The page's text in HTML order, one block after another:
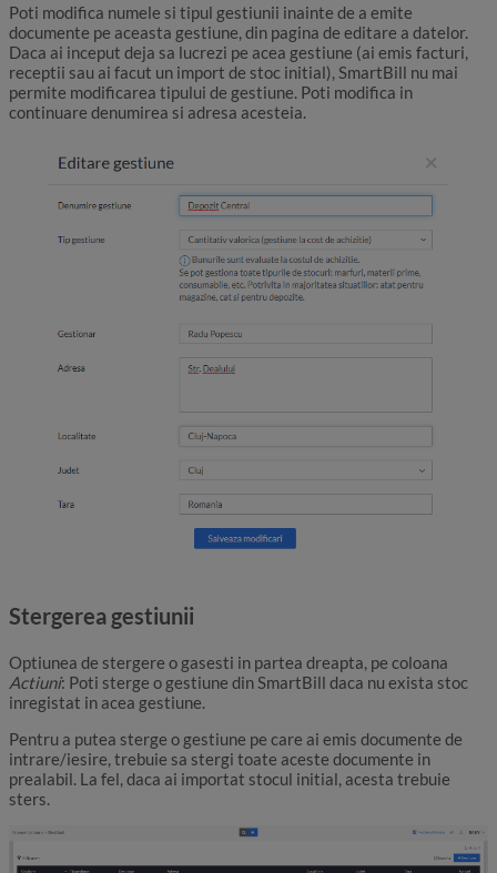
Poti modifica numele si tipul gestiunii inainte de a emite
documente pe aceasta gestiune, din pagina de editare a datelor.
Daca ai inceput deja sa lucrezi pe acea gestiune (ai emis facturi,
receptii sau ai facut un import de stoc initial), SmartBill nu mai
permite modificarea tipului de gestiune. Poti modifica in
continuare denumirea si adresa acesteia.
Stergerea gestiunii
Optiunea de stergere o gasesti in partea dreapta, pe coloana
Actiuni: Poti sterge o gestiune din SmartBill daca nu exista stoc
inregistat in acea gestiune.
Pentru a putea sterge o gestiune pe care ai emis documente de
intrare/iesire, trebuie sa stergi toate aceste documente in
prealabil. La fel, daca ai importat stocul initial, acesta trebuie
sters.